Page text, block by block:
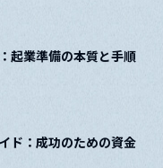
起業準備の本質と手順
ド：成功のための資金